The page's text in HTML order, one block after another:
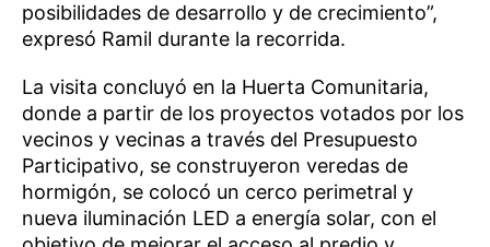
posibilidades de desarrollo y de crecimiento”,
expresó Ramil durante la recorrida.
La visita concluyó en la Huerta Comunitaria,
donde a partir de los proyectos votados por los
vecinos y vecinas a través del Presupuesto
Participativo, se construyeron veredas de
hormigón, se colocó un cerco perimetral y
nueva iluminación LED a energía solar, con el